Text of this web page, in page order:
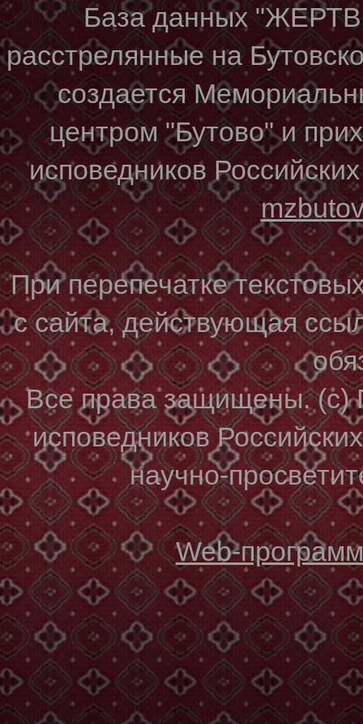
База данных
расстрелянные на
создается
центром "Бутово" и
исповедников
При перепечатке
с сайта, действующая
Все права защищены. (с)
исповедников
научно-
Web-